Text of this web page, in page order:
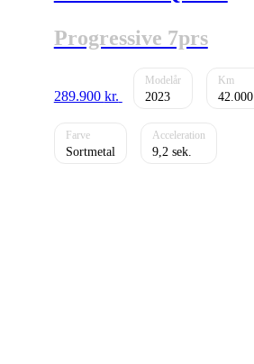
Progressive 7prs
289.900 kr. 2023 42.000
Sortmetal 9,2